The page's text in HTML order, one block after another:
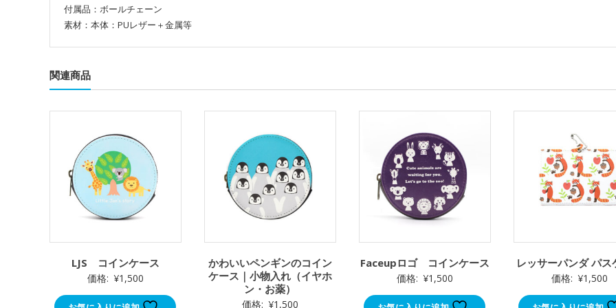
付属品：ボールチェーン
素材：本体：PUレザー＋金属等
関連商品
LJS コインケース
価格: ¥1,500
かわいいペンギンのコイン
ケース｜小物入れ（イヤホ
ン・お薬）
価格: ¥1,500
Faceupロゴ コインケース
価格: ¥1,500
レッサーパンダ パス
価格: ¥1,500